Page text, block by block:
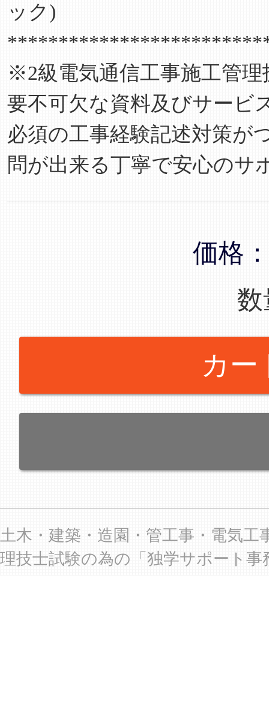
ック)
※2級電気通信工事施工管
要不可欠な資料及びサービ
必須の工事経験記述対策が
問が出来る丁寧で安心のサ
価格
数
カー
土木・建築・造園・管工事・電気
理技士試験の為の「独学サポート事